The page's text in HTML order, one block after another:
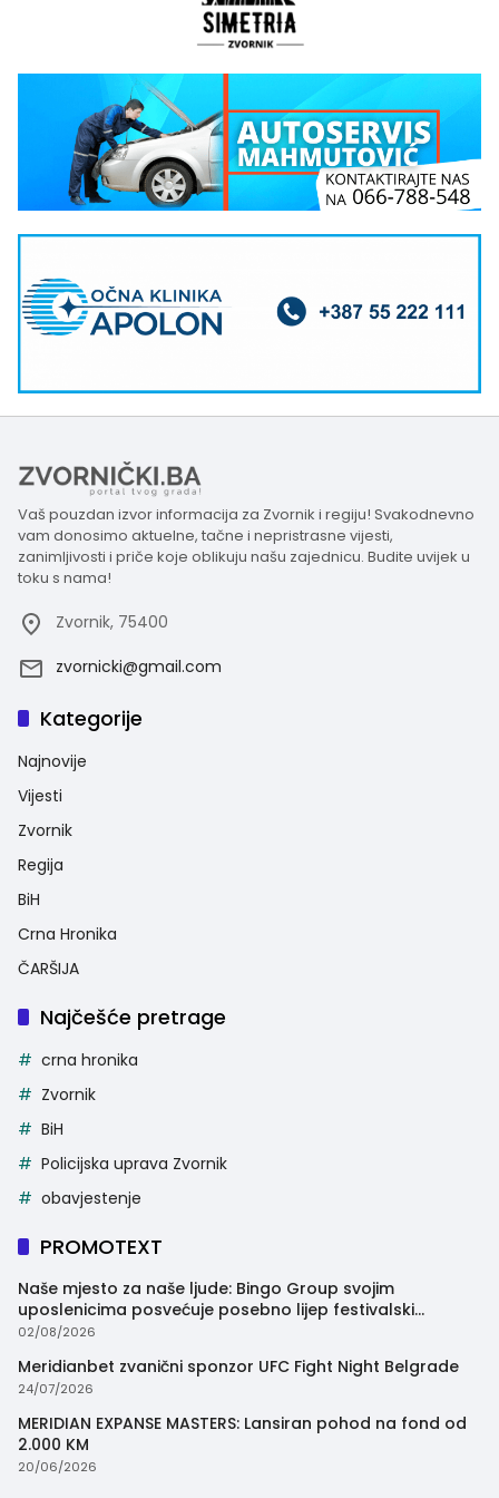
Vaš pouzdan izvor informacija za Zvornik i regiju! Svakodnevno
vam donosimo aktuelne, tačne i nepristrasne vijesti,
zanimljivosti i priče koje oblikuju našu zajednicu. Budite uvijek u
toku s nama!
Zvornik, 75400
zvornicki@gmail.com
Kategorije
Najnovije
Vijesti
Zvornik
Regija
BiH
Crna Hronika
ČARŠIJA
Najčešće pretrage
crna hronika
Zvornik
BiH
Policijska uprava Zvornik
obavjestenje
PROMOTEXT
Naše mjesto za naše ljude: Bingo Group svojim
uposlenicima posvećuje posebno lijep festivalski
trenutak
02/08/2026
Meridianbet zvanični sponzor UFC Fight Night Belgrade
24/07/2026
MERIDIAN EXPANSE MASTERS: Lansiran pohod na fond od
2.000 KM
20/06/2026